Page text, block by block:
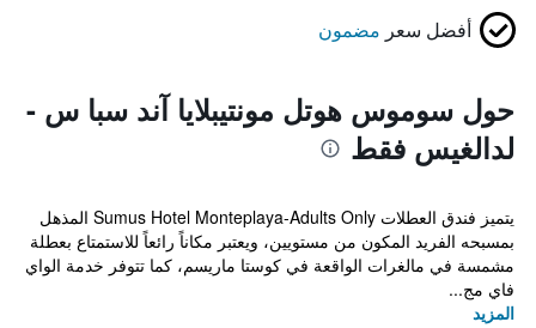
أفضل سعر مضمون
حول سوموس هوتل مونتيبلايا آند سبا س -
لدالغيس فقط
يتميز فندق العطلات Sumus Hotel Monteplaya-Adults Only المذهل
بمسبحه الفريد المكون من مستويين، ويعتبر مكاناً رائعاً للاستمتاع بعطلة
مشمسة في مالغرات الواقعة في كوستا ماريسم، كما تتوفر خدمة الواي
فاي مج...
المزيد